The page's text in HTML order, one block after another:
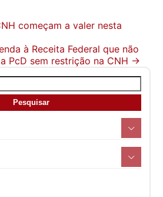
começam a valer nesta
à Receita Federal que não
PcD sem restrição na CNH →